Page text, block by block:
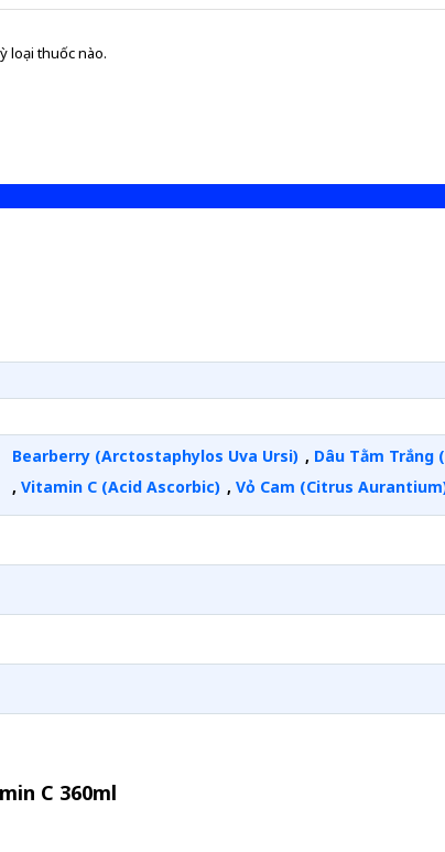
loại thuốc nào.
Bearberry (Arctostaphylos Uva Ursi) , Dâu Tằm Trắng
, Vitamin C (Acid Ascorbic) , Vỏ Cam (Citrus
C 360ml